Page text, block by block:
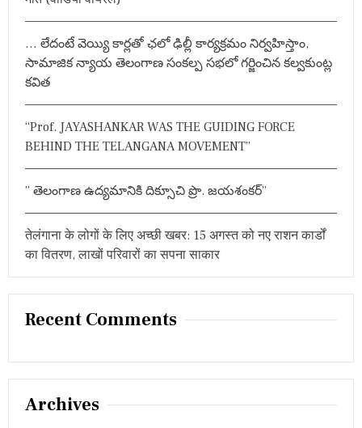
… లేదంటే వెయ్యి కార్లతో ఛలో ఢిల్లీ కార్యక్రమం నిర్వహిస్తాం,
సామాజిక న్యాయ తెలంగాణ సంకల్ప సభలో గర్జించిన కల్వకుంట్ల
కవిత
“Prof. JAYASHANKAR WAS THE GUIDING FORCE
BEHIND THE TELANGANA MOVEMENT”
” తెలంగాణ ఉద్యమానికి దిక్సూచి ప్రొ. జయశంకర్”
तेलंगाना के लोगों के लिए अच्छी खबर: 15 अगस्त को नए राशन कार्डों
का वितरण, लाखों परिवारों का सपना साकार
Recent Comments
Archives